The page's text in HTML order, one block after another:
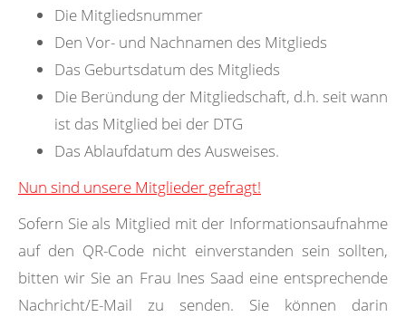
Die Mitgliedsnummer
Den Vor- und Nachnamen des Mitglieds
Das Geburtsdatum des Mitglieds
Die Beründung der Mitgliedschaft, d.h. seit wann
ist das Mitglied bei der DTG
Das Ablaufdatum des Ausweises.
Nun sind unsere Mitglieder gefragt!
Sofern Sie als Mitglied mit der Informationsaufnahme
auf den QR-Code nicht einverstanden sein sollten,
bitten wir Sie an Frau Ines Saad eine entsprechende
Nachricht/E-Mail zu senden. Sie können darin